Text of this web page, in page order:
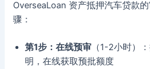
OverseaLoan 资产抵押汽车贷款
骤：
第1步：在线预审 （1-2小时）
明，在线获取预批额度